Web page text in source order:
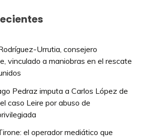
Urrutia, consejero
vinculado a maniobras en el rescate
Pedraz imputa a Carlos López de
caso Leire por abuso de
el operador mediático que